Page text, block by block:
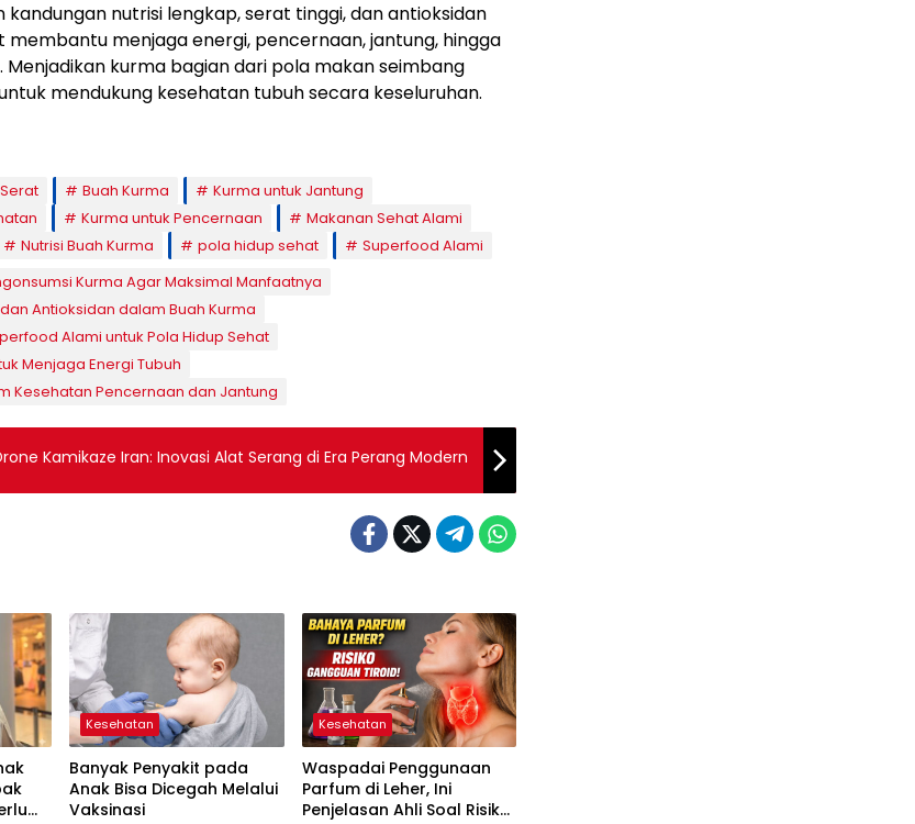
kandungan nutrisi lengkap, serat tinggi, dan antioksidan
membantu menjaga energi, pencernaan, jantung, hingga
kurma bagian dari pola makan seimbang
mendukung kesehatan tubuh secara keseluruhan.
Buah Kurma
Kurma untuk Jantung
Kurma untuk Pencernaan
Makanan Sehat Alami
Nutrisi Buah Kurma pola hidup sehat
Superfood Alami
Kurma Agar Maksimal Manfaatnya
Antioksidan dalam Buah Kurma
Alami untuk Pola Hidup Sehat
Menjaga Energi Tubuh
Kesehatan Pencernaan dan Jantung
Kamikaze Iran: Inovasi Alat Serang di Era Perang Modern
Kesehatan
Banyak Penyakit pada
Anak Bisa Dicegah Melalui
Vaksinasi
Kesehatan
Waspadai Penggunaan
Parfum di Leher, Ini
Penjelasan Ahli Soal Risiko